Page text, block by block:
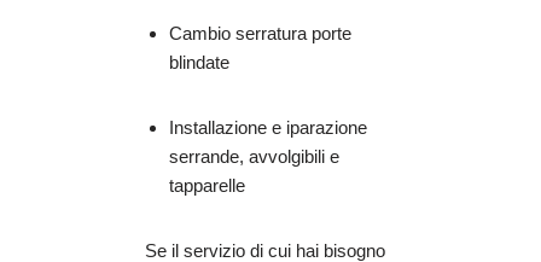
Cambio serratura porte
blindate
Installazione e iparazione
serrande, avvolgibili e
tapparelle
Se il servizio di cui hai bisogno